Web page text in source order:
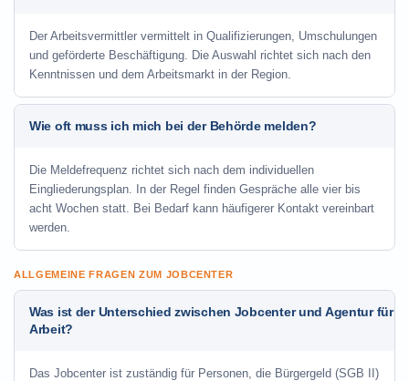
Der Arbeitsvermittler vermittelt in Qualifizierungen, Umschulungen
und geförderte Beschäftigung. Die Auswahl richtet sich nach den
Kenntnissen und dem Arbeitsmarkt in der Region.
Wie oft muss ich mich bei der Behörde melden?
Die Meldefrequenz richtet sich nach dem individuellen
Eingliederungsplan. In der Regel finden Gespräche alle vier bis
acht Wochen statt. Bei Bedarf kann häufigerer Kontakt vereinbart
werden.
ALLGEMEINE FRAGEN ZUM JOBCENTER
Was ist der Unterschied zwischen Jobcenter und Agentur für
Arbeit?
Das Jobcenter ist zuständig für Personen, die Bürgergeld (SGB II)